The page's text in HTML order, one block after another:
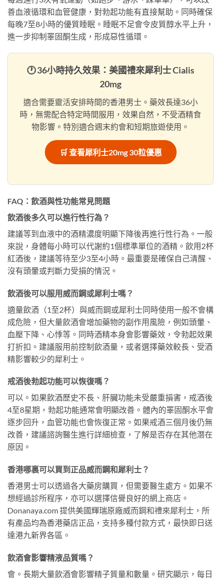
善血液循環和血管健康，對勃起功能有直接幫助。同時確保
每晚7至8小時的優質睡眠。睡眠不足會令皮質醇水平上升，
進一步抑制睪固酮生成，形成惡性循環。
🕐 36小時持久效果：美國禮來犀利士 Cialis
20mg
適合需要靈活安排時間的香港男士。藥效長達36小
時，無需配合特定時間服用，效果自然，不受酒精食
物影響。特別適合週末約會和短期旅遊使用。
🛒 查看犀利士20mg 30粒優惠
FAQ：飲酒與性功能常見問題
飲酒後多久可以進行性行為？
建議等到血液中的酒精濃度明顯下降後再進行性行為。一般
來說，身體每小時可以代謝約1個標準單位的酒精。飲用2杯
紅酒後，建議等待至少3至4小時。最重要是確保自己清醒、
沒有頭暈或判斷力受損的情況。
飲酒後可以服用威而鋼或犀利士嗎？
適量飲酒（1至2杯）與威而鋼或犀利士同時使用一般不會構
成危險，但大量飲酒會增加藥物的副作用風險，例如頭暈、
血壓下降、心悸等。同時酒精本身會影響藥效，令勃起效果
打折扣。建議服用前控制飲酒量，或者選擇藥效較長、受酒
精影響較少的犀利士。
戒酒後勃起功能可以恢復嗎？
可以。如果飲酒歷史不長、肝臟功能未受嚴重損害，戒酒後
4至8星期，勃起功能通常會明顯改善。體內的睪固酮水平會
逐步回升，血管功能也會恢復正常。如果戒酒三個月後仍無
改善，建議諮詢醫生進行詳細檢查，了解是否存在其他潛在
原因。
香港哪裏可以買到正品威而鋼和犀利士？
香港男士可以透過各大藥房購買，但需要醫生處方。如果不
想經過診所程序，亦可以選擇信譽良好的網上商店。
Donanaya.com 提供美國輝瑞原廠威而鋼和禮來犀利士，所
有產品均為香港藥店正品，支持多種付款方式，最快即日送
達港九新界各區。
飲酒會影響精液品質嗎？
會。長期大量飲酒會影響精子質量和數量。研究顯示，每日